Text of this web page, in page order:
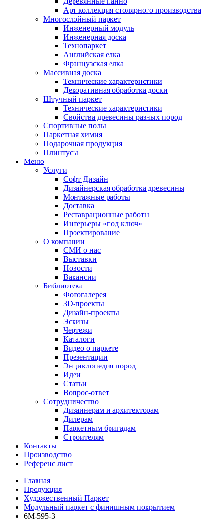
Арт коллекция столярного производства
Многослойный паркет
Инженерный модуль
Инженерная доска
Технопаркет
Английская елка
Французская елка
Массивная доска
Технические характеристики
Декоративная обработка доски
Штучный паркет
Технические характеристики
Свойства древесины разных пород
Спортивные полы
Паркетная химия
Подарочная продукция
Плинтусы
Меню
Услуги
Софт Дизайн
Дизайнерская обработка древесины
Монтажные работы
Доставка
Реставрационные работы
Интерьеры «под ключ»
Проектирование
О компании
СМИ о нас
Выставки
Новости
Вакансии
Библиотека
Фотогалерея
3D-проекты
Дизайн-проекты
Эскизы
Чертежи
Каталоги
Видео о паркете
Презентации
Энциклопедия пород
Идеи
Статьи
Вопрос-ответ
Сотрудничество
Дизайнерам и архитекторам
Дилерам
Паркетным бригадам
Строителям
Контакты
Производство
Референс лист
Главная
Продукция
Художественный Паркет
Модульный паркет с финишным покрытием
6М-595-3